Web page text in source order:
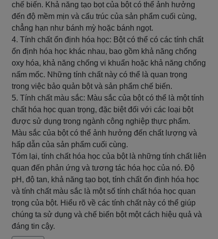
chế biến. Khả năng tạo bọt của bột có thể ảnh hưởng
đến độ mềm mịn và cấu trúc của sản phẩm cuối cùng,
chẳng hạn như bánh mỳ hoặc bánh ngọt.
4. Tính chất ổn định hóa học: Bột có thể có các tính chất
ổn định hóa học khác nhau, bao gồm khả năng chống
oxy hóa, khả năng chống vi khuẩn hoặc khả năng chống
nấm mốc. Những tính chất này có thể là quan trọng
trong việc bảo quản bột và sản phẩm chế biến.
5. Tính chất màu sắc: Màu sắc của bột có thể là một tính
chất hóa học quan trọng, đặc biệt đối với các loại bột
được sử dụng trong ngành công nghiệp thực phẩm.
Màu sắc của bột có thể ảnh hưởng đến chất lượng và
hấp dẫn của sản phẩm cuối cùng.
Tóm lại, tính chất hóa học của bột là những tính chất liên
quan đến phản ứng và tương tác hóa học của nó. Độ
pH, độ tan, khả năng tạo bọt, tính chất ổn định hóa học
và tính chất màu sắc là một số tính chất hóa học quan
trọng của bột. Hiểu rõ về các tính chất này có thể giúp
chúng ta sử dụng và chế biến bột một cách hiệu quả và
đáng tin cậy.